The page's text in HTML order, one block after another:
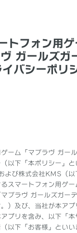
トフォン用ゲ
ヴ ガールズガ
イバシーポリ
ーム「マブラヴ ガー
以下「本ポリシー」と
よび株式会社KMS（以
スマートフォン用ゲー
ブラヴ ガールズガー
）及び、当社が本ア
プリを含み、以下「
以下「お客様」とい